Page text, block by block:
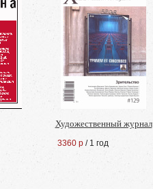
Художественный журнал
3360 р / 1 год